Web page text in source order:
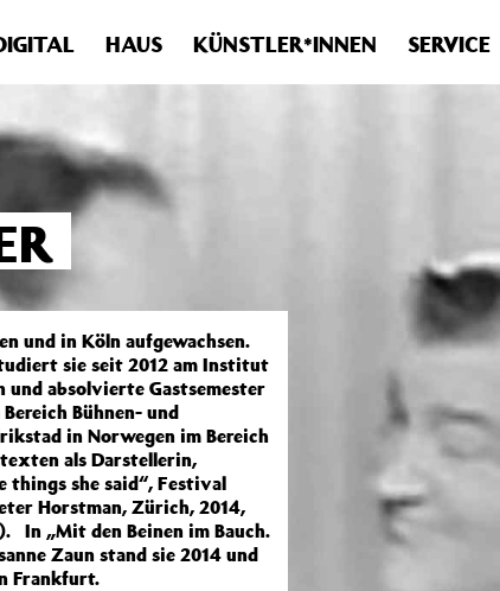
4.4.0 veraltet! Verwende stattdessen get_permalink(). in
HAUS KÜNSTLER*INNEN SERVICE
und in Köln aufgewachsen.
sie seit 2012 am Institut
absolvierte Gastsemester
Bühnen- und
in Norwegen im Bereich
als Darstellerin,
things she said“, Festival
Horstman, Zürich, 2014,
In „Mit den Beinen im Bauch.
Zaun stand sie 2014 und
Frankfurt.